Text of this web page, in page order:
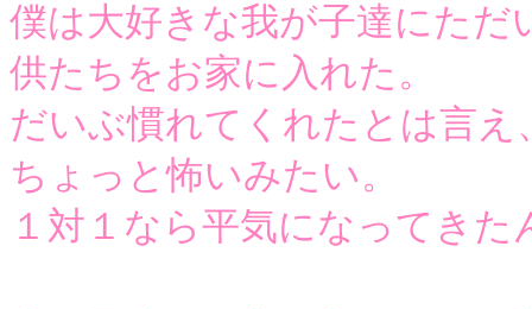
僕は大好きな我が子達にた
供たちをお家に入れた。
だいぶ慣れてくれたとは言
ちょっと怖いみたい。
１対１なら平気になってきた